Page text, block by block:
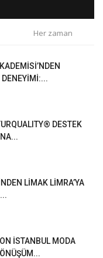
Her zaman
DESTEK
LİMAK LİMRA’YA
İSTANBUL MODA